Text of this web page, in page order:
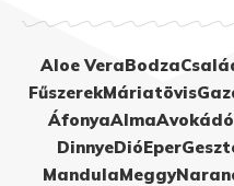
Aloe VeraBodza
FűszerekMáriatövis
ÁfonyaAlmaAvokádó
DinnyeDióEper
MandulaMeggy